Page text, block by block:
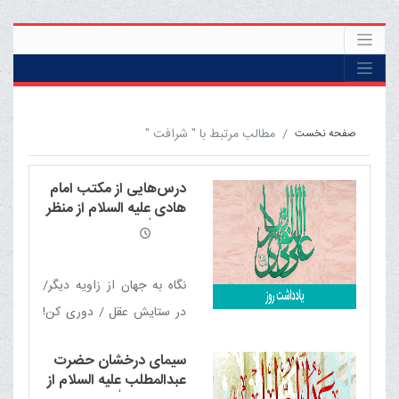
صفحه نخست مطالب مرتبط با " شرافت "
درس‌هایی از مکتب امام
هادی علیه السلام از منظر
آیت الله العظمی مکارم
نگاه به جهان از زاویه دیگر/
در ستایش عقل / دوری کن!
مصیبت‌ها / سرچشمه‌ها /
پذیرش اشتباه / سرنوشت
سیمای درخشان حضرت
عبدالمطلب علیه السلام از